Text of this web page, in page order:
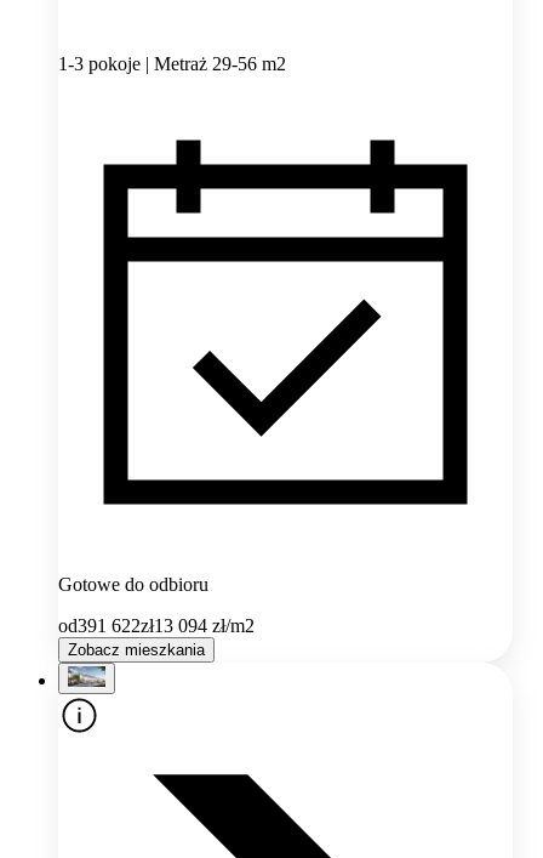
1-3 pokoje | Metraż 29-56 m2
Gotowe do odbioru
od391 622zł13 094 zł/m2
Zobacz mieszkania